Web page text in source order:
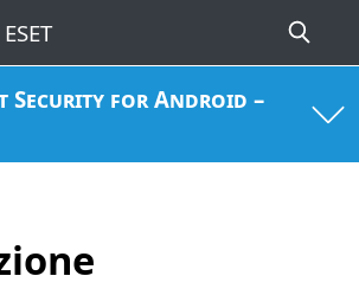
Security for Android –